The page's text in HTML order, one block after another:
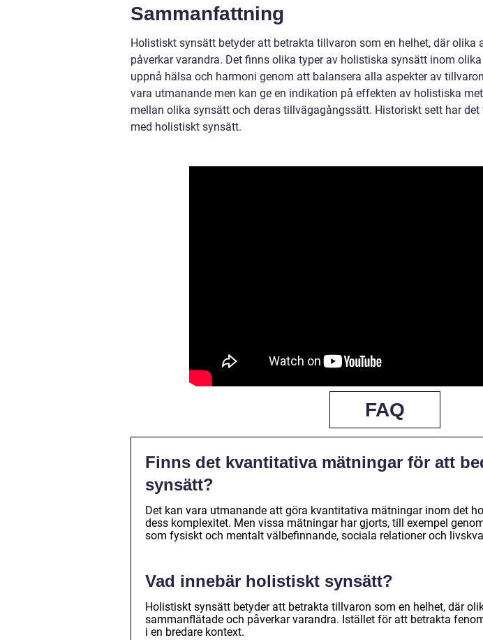
Sammanfattning
Holistiskt synsätt betyder att betrakta tillvaron som en helhet, där olika
påverkar varandra. Det finns olika typer av holistiska synsätt inom
uppnå hälsa och harmoni genom att balansera alla aspekter av
vara utmanande men kan ge en indikation på effekten av holistiska
mellan olika synsätt och deras tillvägagångssätt. Historiskt sett har
med holistiskt synsätt.
FAQ
Finns det kvantitativa mätningar för att
synsätt?
Det kan vara utmanande att göra kvantitativa mätningar inom det
dess komplexitet. Men vissa mätningar har gjorts, till exempel
som fysiskt och mentalt välbefinnande, sociala relationer och
Vad innebär holistiskt synsätt?
Holistiskt synsätt betyder att betrakta tillvaron som en helhet, där
sammanflätade och påverkar varandra. Istället för att betrakta
i en bredare kontext.